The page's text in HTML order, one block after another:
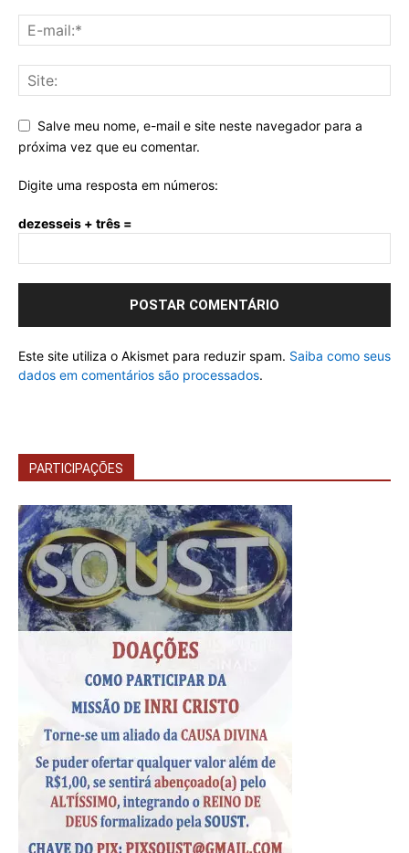
Salve meu nome, e-mail e site neste navegador para a
próxima vez que eu comentar.
Digite uma resposta em números:
dezesseis + três =
Este site utiliza o Akismet para reduzir spam. Saiba como seus
dados em comentários são processados.
PARTICIPAÇÕES